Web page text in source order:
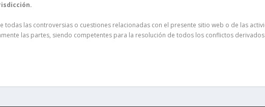
todas las controversias o cuestiones relacionadas con el presente sitio web o de las
las partes, siendo competentes para la resolución de todos los conflictos derivados